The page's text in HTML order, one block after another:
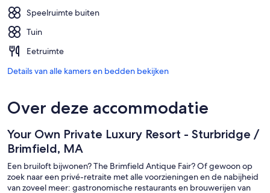
Speelruimte buiten
Tuin
Eetruimte
Details van alle kamers en bedden bekijken
Over deze accommodatie
Your Own Private Luxury Resort - Sturbridge /
Brimfield, MA
Een bruiloft bijwonen? The Brimfield Antique Fair? Of gewoon op
zoek naar een privé-retraite met alle voorzieningen en de nabijheid
van zoveel meer: gastronomische restaurants en brouwerijen van